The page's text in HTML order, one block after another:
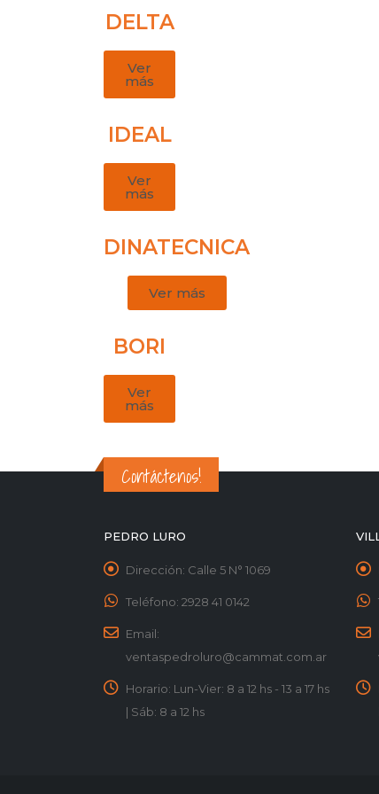
DELTA
Ver
más
IDEAL
Ver
más
DINATECNICA
Ver más
BORI
Ver
más
Contáctenos!
PEDRO LURO
Dirección: Calle 5 N° 1069
Teléfono: 2928 41 0142
Email:
ventaspedroluro@cammat.com.ar
Horario: Lun-Vier: 8 a 12 hs - 13 a 17 hs
| Sáb: 8 a 12 hs